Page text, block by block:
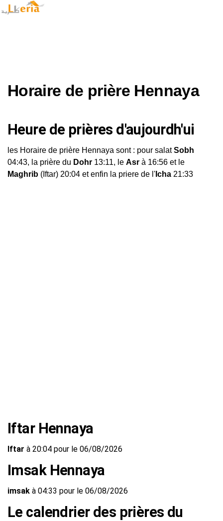
Horaire de prière Hennaya
Heure de prières d'aujourdh'ui
les Horaire de prière Hennaya sont : pour salatSobh
04:43, la prière du Dohr 13:11, le Asr à 16:56 et le
Maghrib (Iftar) 20:04 et enfin la priere de l' Icha 21:33
Iftar Hennaya
Iftar à 20:04 pour le 06/08/2026
Imsak Hennaya
imsak à 04:33 pour le 06/08/2026
Le calendrier des prières du